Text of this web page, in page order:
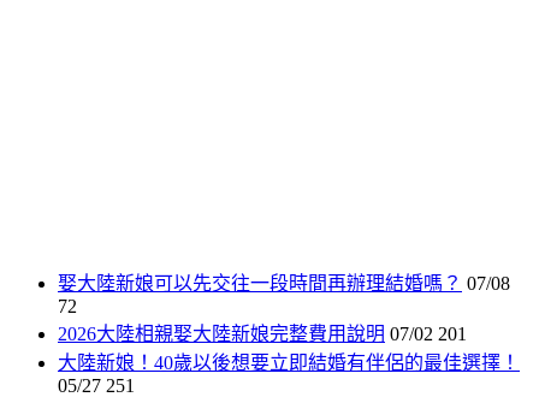
娶大陸新娘可以先交往一段時間再辦理結婚嗎？ 07/08
72
2026大陸相親娶大陸新娘完整費用說明 07/02 201
大陸新娘！40歲以後想要立即結婚有伴侶的最佳選擇！
05/27 251